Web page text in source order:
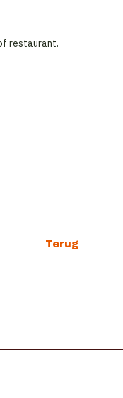
restaurant.